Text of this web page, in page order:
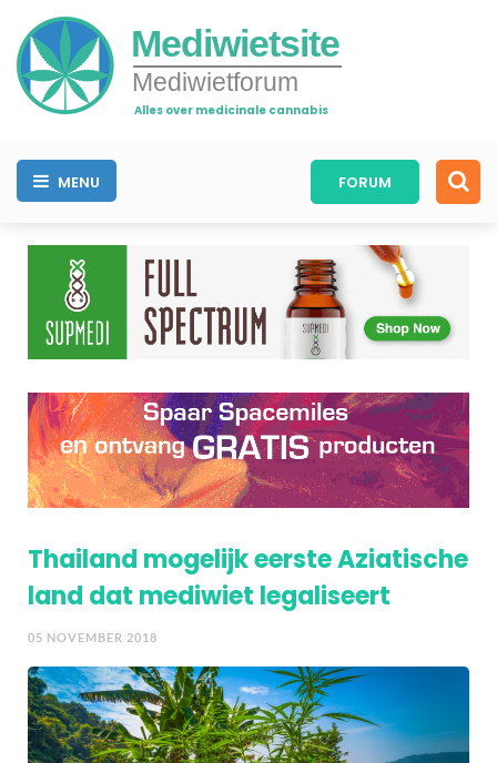
Mediwietsite
Mediwietforum
Alles over medicinale cannabis
MENU FORUM
Thailand mogelijk eerste Aziatische
land dat mediwiet legaliseert
05 NOVEMBER 2018